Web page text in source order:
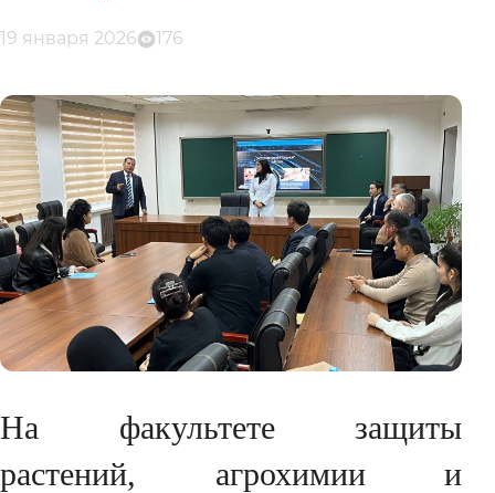
19 января 2026 176
На факультете защиты
растений, агрохимии и